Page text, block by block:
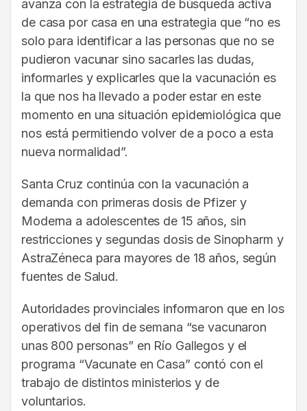
avanza con la estrategia de búsqueda activa
de casa por casa en una estrategia que “no es
solo para identificar a las personas que no se
pudieron vacunar sino sacarles las dudas,
informarles y explicarles que la vacunación es
la que nos ha llevado a poder estar en este
momento en una situación epidemiológica que
nos está permitiendo volver de a poco a esta
nueva normalidad”.
Santa Cruz continúa con la vacunación a
demanda con primeras dosis de Pfizer y
Moderna a adolescentes de 15 años, sin
restricciones y segundas dosis de Sinopharm y
AstraZéneca para mayores de 18 años, según
fuentes de Salud.
Autoridades provinciales informaron que en los
operativos del fin de semana “se vacunaron
unas 800 personas” en Río Gallegos y el
programa “Vacunate en Casa” contó con el
trabajo de distintos ministerios y de
voluntarios.